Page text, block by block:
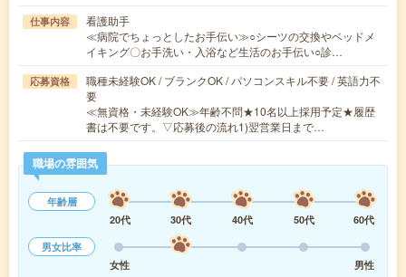
仕事内容
看護助手
≪病院でちょっとしたお手伝い≫○シーツの交換やベッドメ
イキング〇お手洗い・入浴など生活のお手伝い○診…
応募資格
職種未経験OK / ブランクOK / パソコンスキル不要 / 英語力不
要
≪無資格・未経験OK≫年齢不問★10名以上採用予定★履歴
書は不要です。▽応募後の流れ1)翌営業日まで…
職場の雰囲気
年齢層
20代
30代 40代 50代
60代
男女比率
女性
男性